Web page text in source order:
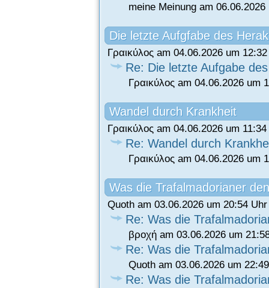
meine Meinung am
Die letzte Aufgfabe des
Γραικύλος am 04.06.2026 um
Re: Die letzte Aufgabe
Γραικύλος am 04.06.2026 um
Wandel durch Krankheit
Γραικύλος am 04.06.2026 um
Re: Wandel durch
Γραικύλος am 04.06.2026 um
Was die Trafalmadorianer
Quoth am 03.06.2026 um 20:54 Uhr
Re: Was die
βροχή am 03.06.2026 um
Re: Was die
Quoth am 03.06.2026 um
Re: Was die